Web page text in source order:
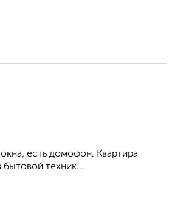
есть домофон. Квартира
техник...